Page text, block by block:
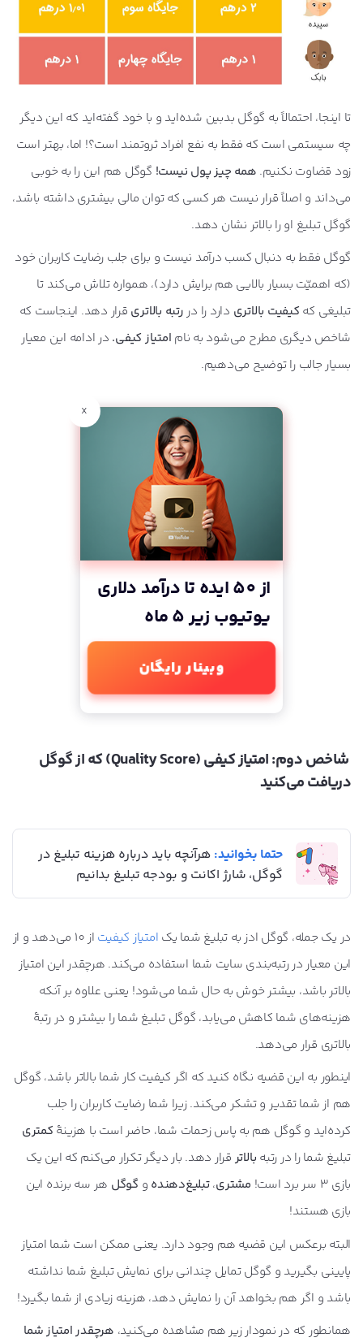
تا اینجا، احتمالاً به گوگل بدبین شده‌اید و با خود گفته‌اید که این دیگر
چه سیستمی است که فقط به نفع افراد ثروتمند است؟! اما، بهتر است
زود قضاوت نکنیم. همه چیز پول نیست! گوگل هم این را به خوبی
می‌داند و اصلاً قرار نیست هر کسی که توان مالی بیشتری داشته باشد،
گوگل تبلیغ او را بالاتر نشان دهد.
گوگل فقط به دنبال کسب درآمد نیست و برای جلب رضایت کاربران خود
(که اهمیّت بسیار بالایی هم برایش دارد)، همواره تلاش می‌کند تا
تبلیغی که کیفیت بالاتری دارد را در رتبه بالاتری قرار دهد. اینجاست که
شاخص دیگری مطرح می‌شود به نام امتیاز کیفی. در ادامه این معیار
بسیار جالب را توضیح می‌دهیم.
x
از 50 ایده تا درآمد دلاری
یوتیوب زیر 5 ماه
وبینار رایگان
شاخص دوم: امتیاز کیفی (Quality Score) که از گوگل
دریافت می‌کنید
حتما بخوانید: هرآنچه باید درباره هزینه تبلیغ در
گوگل، شارژ اکانت و بودجه تبلیغ بدانیم
در یک جمله، گوگل ادز به تبلیغ شما یک امتیاز کیفیت
از 10 می‌دهد و از
این معیار در رتبه‌بندی سایت شما استفاده می‌کند. هرچقدر این امتیاز
بالاتر باشد، بیشتر خوش به حال شما می‌شود! یعنی علاوه بر آنکه
هزینه‌های شما کاهش می‌یابد، گوگل تبلیغ شما را بیشتر و در رتبۀ
بالاتری قرار می‌دهد.
اینطور به این قضیه نگاه کنید که اگر کیفیت کار شما بالاتر باشد، گوگل
هم از شما تقدیر و تشکر می‌کند. زیرا شما رضایت کاربران را جلب
کرده‌اید و گوگل هم به پاس زحمات شما، حاضر است با هزینۀ کمتری
تبلیغ شما را در رتبه بالاتر قرار دهد. بار دیگر تکرار می‌کنم که این یک
بازی 3 سر برد است!
مشتری،تبلیغ‌دهنده و گوگل هر سه برنده این
بازی هستند!
البته برعکس این قضیه هم وجود دارد. یعنی ممکن است شما امتیاز
پایینی بگیرید و گوگل تمایل چندانی برای نمایش تبلیغ شما نداشته
باشد و اگر هم بخواهد آن را نمایش دهد، هزینه زیادی از شما بگیرد!
همانطور که در نمودار زیر هم مشاهده می‌کنید، هرچقدر امتیاز شما